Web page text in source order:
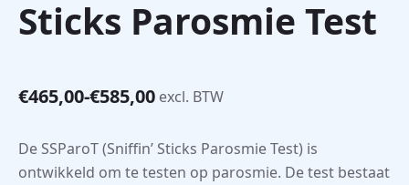
Sticks Parosmie Test
€465,00-€585,00
Prijsklasse:
tot
€585,00
excl. BTW
De SSParoT (Sniffin’ Sticks Parosmie Test) is
ontwikkeld om te testen op parosmie. De test bestaat